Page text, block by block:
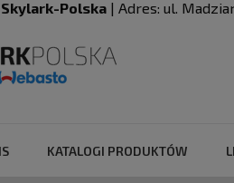
Skylark-Polska| Adres: ul.
KATALOGI PRODUKTÓW